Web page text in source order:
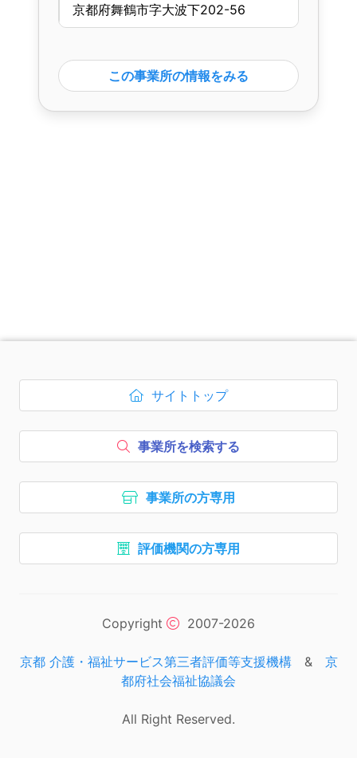
京都府舞鶴市字大波下202-56
この事業所の情報をみる
次のコンテンツはページのフ
ボタン1、
サイトトップ
を開く
ボタン2、
事業所を検索する
ボタン3、
事業所の方専用
ボタン4、
評価機関の方専用
Copyright 2007-2026
京都 介護・福祉サービス第三者評価等支援機構& 京
都府社会福祉協議会
All Right Reserved.